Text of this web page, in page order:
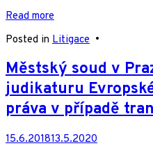
Read more
Posted in Litigace •
Městský soud v
judikaturu
práva v případě
15.6.201813.5.2020